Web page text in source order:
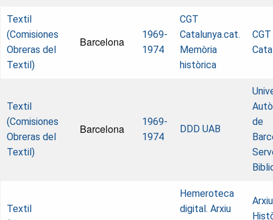
Textil
(Comisiones
Obreras del
Textil)
Barcelona
1969-
1974
CGT
Catalunya.cat.
Memòria
històrica
CGT
Textil
(Comisiones
Obreras del
Textil)
Barcelona
1969-
1974
DDD UAB
de
Textil
Hemeroteca
digital. Arxiu
Arxiu